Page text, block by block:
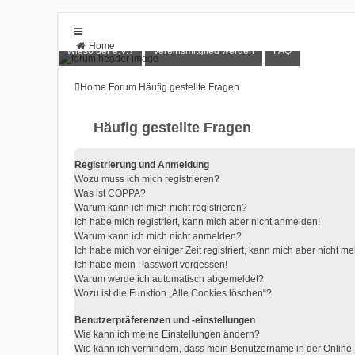
Home
Forum
Vereinsmitglied werden
Registrieren
Wieso der e.V.? Vereinsmitglied werden FAQ
Home Forum Häufig gestellte Fragen
Häufig gestellte Fragen
Registrierung und Anmeldung
Wozu muss ich mich registrieren?
Was ist COPPA?
Warum kann ich mich nicht registrieren?
Ich habe mich registriert, kann mich aber nicht anmelden!
Warum kann ich mich nicht anmelden?
Ich habe mich vor einiger Zeit registriert, kann mich aber nicht
Ich habe mein Passwort vergessen!
Warum werde ich automatisch abgemeldet?
Wozu ist die Funktion „Alle Cookies löschen“?
Benutzerpräferenzen und -einstellungen
Wie kann ich meine Einstellungen ändern?
Wie kann ich verhindern, dass mein Benutzername in der